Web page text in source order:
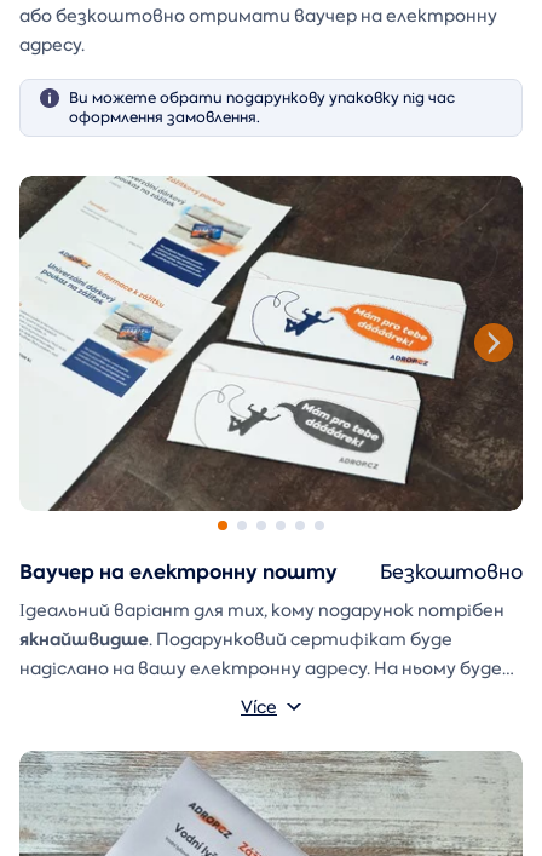
або безкоштовно отримати ваучер на електронну
адресу.
Ви можете обрати подарункову упаковку під час
оформлення замовлення.
Ваучер на електронну пошту
Ідеальний варіант для тих, кому подарунок потрібен
якнайшвидше. Подарунковий сертифікат буде
надіслано на вашу електронну адресу. На ньому буде
ваше ім'я та напис, який ви можете написати
просто роздрукувати, вирізати та склеїти, також
буде надіслано в електронному листі.
Více
Безкоштовно